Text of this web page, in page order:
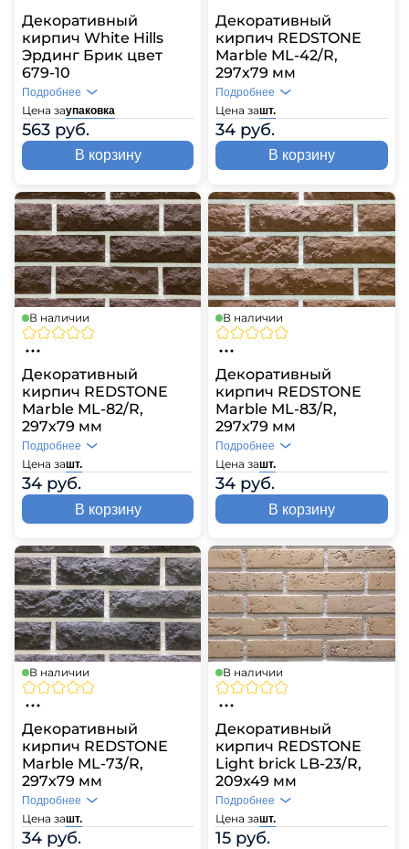
Декоративный
кирпич White Hills
Эрдинг Брик цвет
679-10
Цена заупаковка
563 руб.
Подробнее
В корзину
Декоративный
кирпич REDSTONE
Marble ML-42/R,
297х79 мм
Цена зашт.
34 руб.
Подробнее
В корзину
В наличии
Декоративный
кирпич REDSTONE
Marble ML-82/R,
297х79 мм
Цена зашт.
34 руб.
Подробнее
В корзину
В наличии
Декоративный
кирпич REDSTONE
Marble ML-83/R,
297х79 мм
Цена зашт.
34 руб.
Подробнее
В корзину
В наличии
Декоративный
кирпич REDSTONE
Marble ML-73/R,
297х79 мм
Цена зашт.
34 руб.
Подробнее
В наличии
Декоративный
кирпич REDSTONE
Light brick LB-23/R,
209х49 мм
Цена зашт.
15 руб.
Подробнее